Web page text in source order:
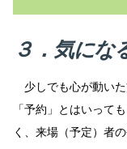
３．気にな
少しでも心が動いた
「予約」とはいって
く、来場（予定）者